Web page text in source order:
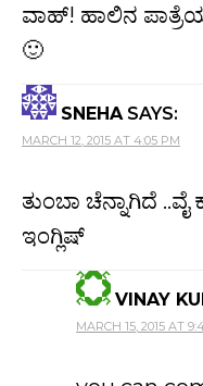
ವಾಹ್! ಹಾಲಿನ
🙂
SNEHA SAYS:
MARCH 12, 2015 AT 4:05 PM
ತುಂಬಾ ಚೆನ್ನಾಗಿದೆ
ಇಂಗ್ಲಿಷ್
VINAY
MARCH 15, 2015 AT